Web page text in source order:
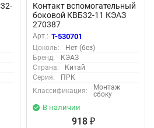
Контакт вспомогательный
боковой КВБ32-11 КЭАЗ
270387
Арт.: T-530701
Цоколь:
Нет (без)
Бренд:
КЭАЗ
Страна:
Китай
Серия:
ПРК
Классификация:
Монтаж
сбоку
В наличии
918 ₽